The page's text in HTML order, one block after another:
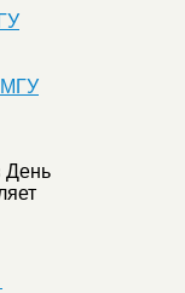
День